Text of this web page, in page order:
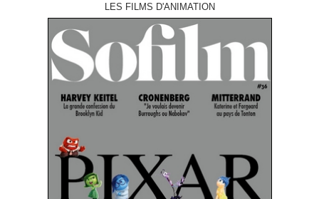
LES FILMS D'ANIMATION